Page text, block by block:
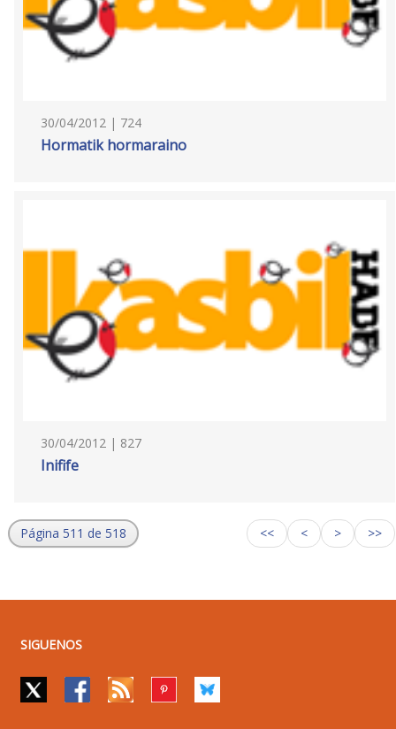
30/04/2012 | 724
Hormatik hormaraino
30/04/2012 | 827
Inifife
Página 511 de 518 << < > >>
SIGUENOS